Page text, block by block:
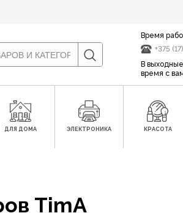
Время
+375 (17)
В
время с
ДЛЯ ДОМА ЭЛЕКТРОНИКА КРАСОТА
TimA